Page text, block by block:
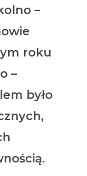
–
roku
–
było